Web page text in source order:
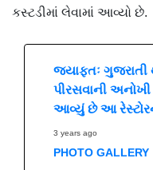
કસ્ટડીમાં લેવામાં આવ્યો છે.
જ્યાફતઃ ગુજરાતી
પીરસવાની
આવ્યું છે આ
3 years ago
PHOTO GALLERY